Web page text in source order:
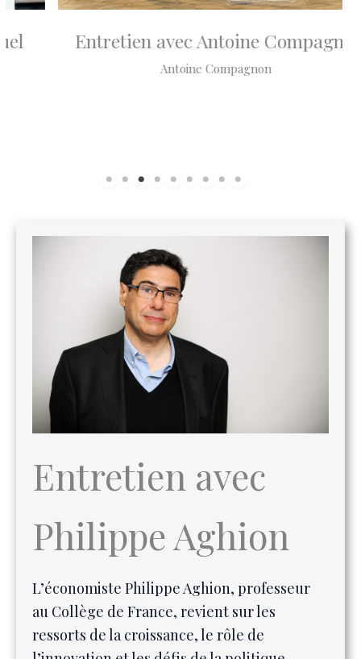
Entretien avec Antoine Compagnon
Antoine Compagnon
Entretien avec
Philippe Aghion
L’économiste Philippe Aghion, professeur
au Collège de France, revient sur les
l’innovation et les défis de la politique
industrielle européenne.